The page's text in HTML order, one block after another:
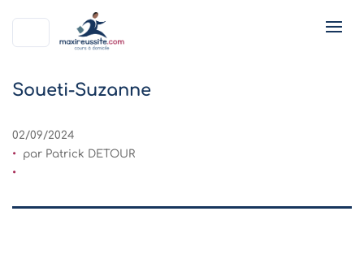
Soueti-Suzanne
02/09/2024
par Patrick DETOUR